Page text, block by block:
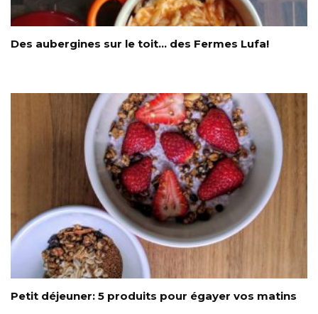
Des aubergines sur le toit… des Fermes Lufa!
Petit déjeuner: 5 produits pour égayer vos matins